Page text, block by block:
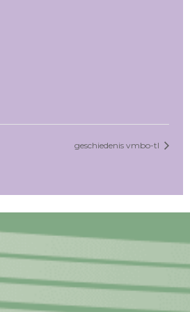
geschiedenis vmbo-tl